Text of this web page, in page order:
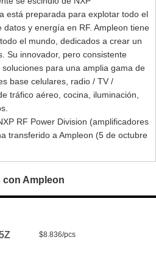
está preparada para explotar todo el
y energía en RF. Ampleon tiene
el mundo, dedicados a crear un
Su innovador, pero consistente
para una amplia gama de
base celulares, radio / TV /
tráfico aéreo, cocina, iluminación,
RF Power Division (amplificadores
transferido a Ampleon (5 de octubre
con Ampleon
$8.836/pcs